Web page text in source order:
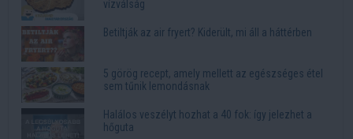
vízválság
Betiltják az air fryert? Kiderült, mi áll a háttérben
5 görög recept, amely mellett az egészséges étel
sem tűnik lemondásnak
Halálos veszélyt hozhat a 40 fok: így jelezhet a
hőguta